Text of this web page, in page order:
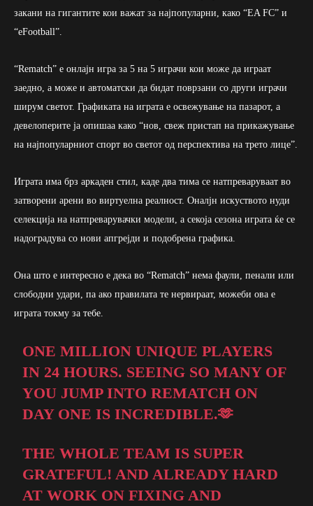
закани на гигантите кои важат за најпопуларни, како “EA FC” и
“eFootball”.
“Rematch” е онлајн игра за 5 на 5 играчи кои може да играат
заедно, а може и автоматски да бидат поврзани со други играчи
ширум светот. Графиката на играта е освежување на пазарот, а
девелоперите ја опишаа како “нов, свеж пристап на прикажување
на најпопуларниот спорт во светот од перспектива на трето лице”.
Играта има брз аркаден стил, каде два тима се натпреваруваат во
затворени арени во виртуелна реалност. Оналјн искуството нуди
селекција на натпреварувачки модели, а секоја сезона играта ќе се
надоградува со нови апгрејди и подобрена графика.
Она што е интересно е дека во “Rematch” нема фаули, пенали или
слободни удари, па ако правилата те нервираат, можеби ова е
играта токму за тебе.
ONE MILLION UNIQUE PLAYERS
IN 24 HOURS. SEEING SO MANY OF
YOU JUMP INTO REMATCH ON
DAY ONE IS INCREDIBLE.🫶
THE WHOLE TEAM IS SUPER
GRATEFUL! AND ALREADY HARD
AT WORK ON FIXING AND